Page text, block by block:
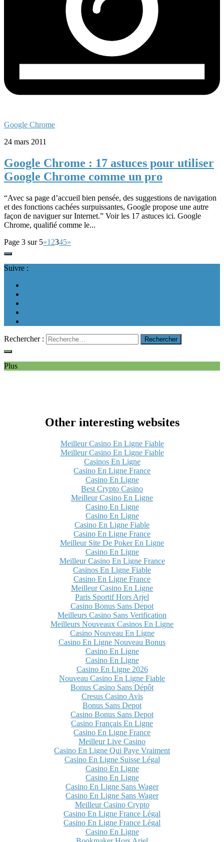
Google Chrome
24 mars 2011
Google Chrome : 17 astuces pour utiliser
Google Chrome comme un pro
“Avec sa page d’accueil bien pensée, des suggestions de navigation
et des fonctions cachées surpuissantes, Google propose une autre
façon de naviguer sur Internet.” Voir les 17 astuces ici. Google
Chrome, qualifié comme le...
Page 3 sur 5«1 2345»
Suivre :
Rechercher :
Plus
Other interesting websites
Meilleur Casino En Ligne Fiable
Meilleur Casino En Ligne Fiable
Casinos En Ligne
Casino En Ligne France
Casino En Ligne
Best Crypto Casino
Meilleur Casino En Ligne
Casino En Ligne
Casino En Ligne
Casino En Ligne Fiable
Casino En Ligne France
Meilleur Site De Poker En Ligne
Casino En Ligne
Meilleur Casino En Ligne France
Casinos En Ligne Fiable
Casino En Ligne France
Meilleur Casino En Ligne
Paris Sportif Hors Arjel
Casino Bonus Sans Depot
Meilleurs Casino Sans Verification
Meilleurs Nouveaux Casinos En Ligne
Casino Nouveau En Ligne
Casino En Ligne Nouveau Bonus
Casino En Ligne
Casino En Ligne
Casino En Ligne 2026
Nouveau Casino En Ligne Fiable
Bonus Casino Sans Dépôt
Cresus Casino Avis
Bonus Sans Depot
Casino Bonus Sans Depot
Casino Français En Ligne
Casino En Ligne France
Meilleur Live Casino
Casino En Ligne Qui Paye Vraiment
Casino En Ligne Suisse Légal
Casino En Ligne
Casino En Ligne
Casino En Ligne Sans Wager
Casino En Ligne Sans Wager
Meilleur Casino Crypto
Casino En Ligne France Légal
Casino En Ligne France Légal
Casino En Ligne